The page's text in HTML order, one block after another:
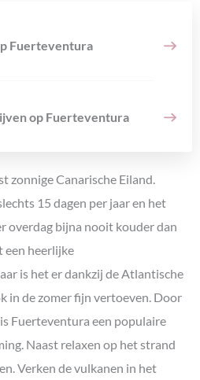
zonnige Canarische Eiland.
15 dagen per jaar en het
overdag bijna nooit kouder dan
een heerlijke
is het er dankzij de Atlantische
in de zomer fijn vertoeven. Door
Fuerteventura een populaire
Naast relaxen op het strand
Verken de vulkanen in het
Fuerteventura
op Fuerteventura